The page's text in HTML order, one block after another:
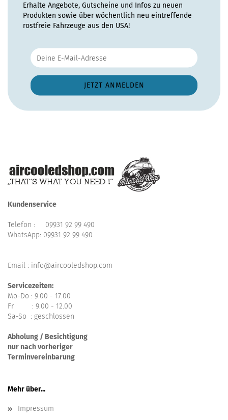
Erhalte Angebote, Gutscheine und Infos zu neuen
Produkten sowie über wöchentlich neu eintreffende
rostfreie Fahrzeuge aus den USA!
Kundenservice
Telefon : 09931 92 99 490
WhatsApp: 09931 92 99 490
Email : info@aircooledshop.com
Servicezeiten:
Mo-Do : 9.00 - 17.00
Fr : 9.00 - 12.00
Sa-So : geschlossen
Abholung / Besichtigung
nur nach vorheriger
Terminvereinbarung
Mehr über...
Impressum